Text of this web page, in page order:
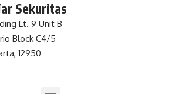
Sekuritas
Lt. 9 Unit B
Block C4/5
12950